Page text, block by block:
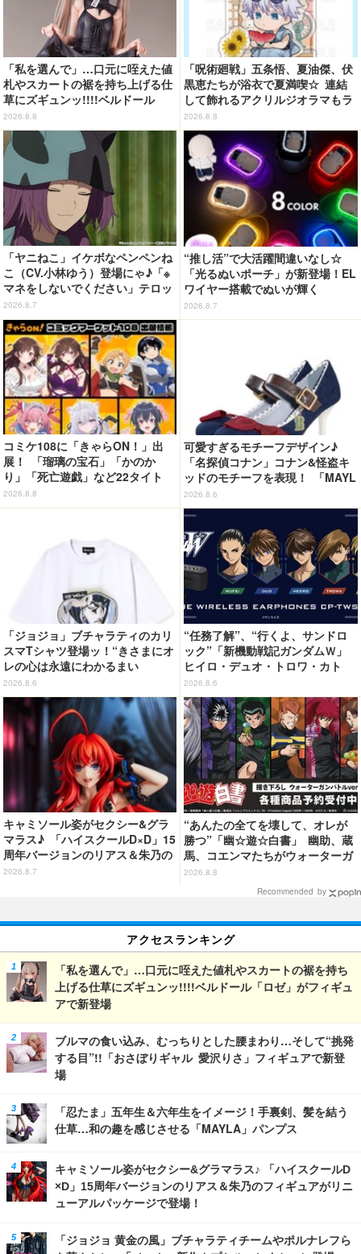
「私を選んで」…口元に咥えた値
札やスカートの裾を持ち上げる仕
草にズギュンッ!!!!ベルドール
「ロゼ」がフィギュアで新登場
2026.8.8
「呪術廻戦」五条悟、夏油傑、伏
黒恵たちが浴衣で夏満喫☆ 連結
して飾れるアクリルジオラマもラ
インナップ！「まるくじ」登場
2026.8.8
「ヤニねこ」イケボなペンペンね
こ（CV.小林ゆう）登場にゃ♪「※
マネをしないでください」テロッ
プや、アルねこ失踪で江ノ島が聖
地になっちゃう!?「今期の癒し
枠」「怒られない回」第6話【ネ
タバレあり反応まとめ】
2026.8.7
“推し活”で大活躍間違いなし☆
「光るぬいポーチ」が新登場！EL
ワイヤー搭載でぬいが輝く
2026.8.7
コミケ108に「きゃらON！」出
展！ 「瑠璃の宝石」「かのか
り」「死亡遊戯」など22タイト
ル・350種以上のグッズ販売
2026.8.8
可愛すぎるモチーフデザイン♪
「名探偵コナン」コナン&怪盗キ
ッドのモチーフを表現！ 「MAYL
A」パンプスがセール実施中【3
0％オフセール】
2026.8.6
「ジョジョ」ブチャラティのカリ
スマTシャツ登場ッ！“きさまにオ
レの心は永遠にわかるまい
ッ！”や感動のクライマックスを
デザイン
2026.8.6
“任務了解”、“行くよ、サンドロ
ック”「新機動戦記ガンダムＷ」
ヒイロ・デュオ・トロワ・カト
ル・五飛の声がする…！ 新規録
り下ろしボイス搭載のワイヤレス
イヤホンが登場
2026.8.6
キャミソール姿がセクシー&グラ
マラス♪ 「ハイスクールD×D」15
周年バージョンのリアス＆朱乃の
フィギュアがリニューアルパッケ
2026.8.7
“あんたの全てを壊して、オレが
勝つ”「幽☆遊☆白書」 幽助、蔵
馬、コエンマたちがウォーターガ
ンバトル!? 新作グッズが登場☆
2026.8.8
Recommended by
アクセスランキング
「私を選んで」…口元に咥えた値札やスカートの裾を持ち
上げる仕草にズギュンッ!!!!ベルドール「ロゼ」がフィギュ
アで新登場
ブルマの食い込み、むっちりとした腰まわり…そして“挑発
する目”!!「おさぼりギャル 愛沢りさ」フィギュアで新登
場
「忍たま」五年生＆六年生をイメージ！手裏剣、髪を結う
仕草…和の趣を感じさせる「MAYLA」パンプス
キャミソール姿がセクシー&グラマラス♪ 「ハイスクールD
×D」15周年バージョンのリアス＆朱乃のフィギュアがリニ
ューアルパッケージで登場！
「ジョジョ 黄金の風」ブチャラティチームやポルナレフら